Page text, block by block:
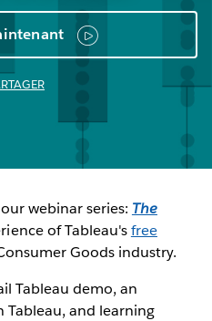
webinar series: The
of Tableau'sfree
Goods industry.
Tableau demo, an
Tableau, and learning